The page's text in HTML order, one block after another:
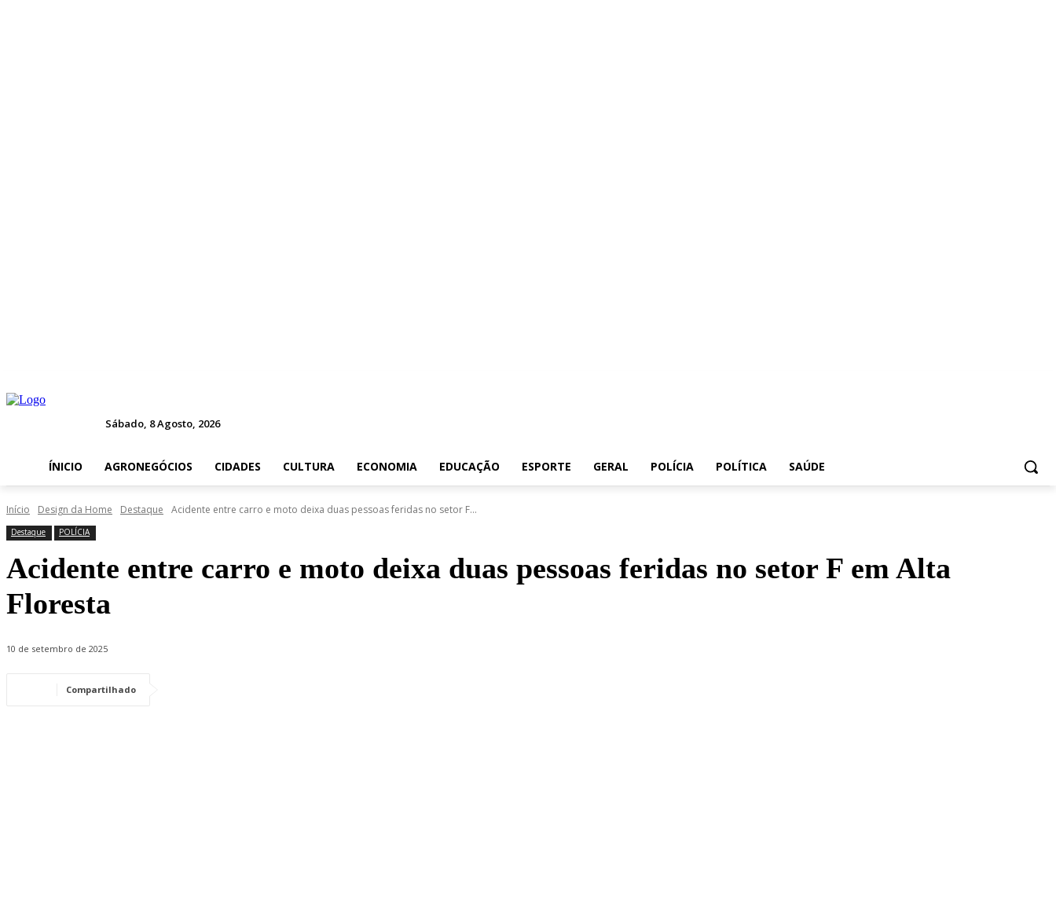
Sábado, 8 Agosto, 2026
ÍNICIO AGRONEGÓCIOS CIDADES CULTURA ECONOMIA EDUCAÇÃO ESPORTE GERAL POLÍCIA POLÍTICA SAÚDE
Início Design da Home Destaque Acidente entre carro e moto deixa duas pessoas feridas no setor F...
Destaque POLÍCIA
Acidente entre carro e moto deixa duas pessoas feridas no setor F em Alta
Floresta
10 de setembro de 2025
Compartilhado